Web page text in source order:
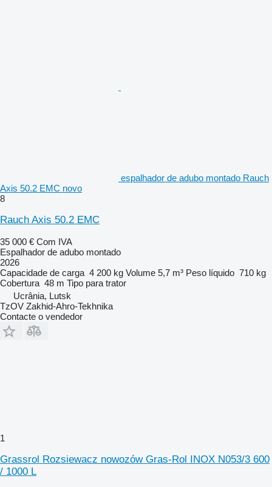
espalhador de adubo montado Rauch
Axis 50.2 EMC novo
8
Rauch Axis 50.2 EMC
35 000 € Com IVA
Espalhador de adubo montado
2026
Capacidade de carga 4 200 kg Volume 5,7 m³ Peso líquido 710 kg
Cobertura 48 m Tipo para trator
Ucrânia, Lutsk
TzOV Zakhid-Ahro-Tekhnika
Contacte o vendedor
1
Grassrol Rozsiewacz nowozów Gras-Rol INOX N053/3 600
/ 1000 L